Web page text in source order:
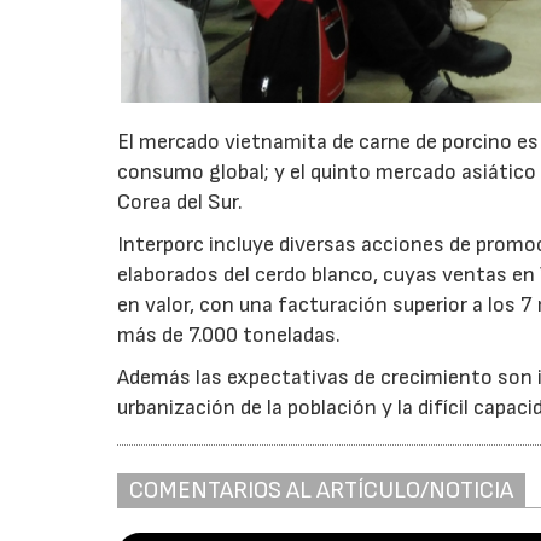
El mercado vietnamita de carne de porcino
consumo global; y el quinto mercado
Corea del Sur.
Interporc incluye diversas acciones de
elaborados del cerdo blanco, cuyas ventas
en valor, con una facturación superior a los
más de 7.000 toneladas.
Además las expectativas de crecimiento
urbanización de la población y la difícil
COMENTARIOS AL ARTÍCULO/NOTICIA